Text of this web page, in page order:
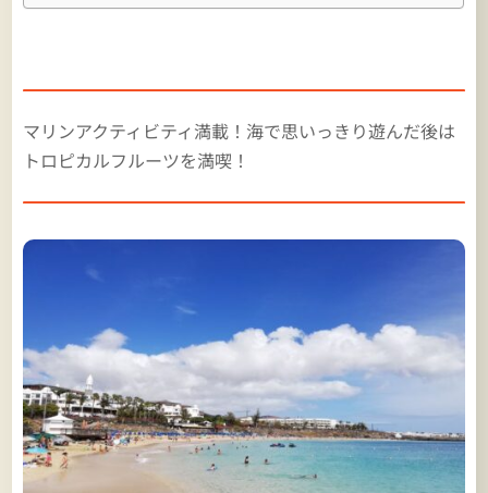
マリンアクティビティ満載！海で思いっきり遊んだ後は
トロピカルフルーツを満喫！